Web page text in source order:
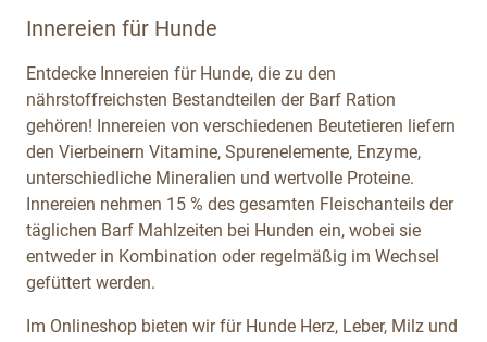
Innereien für Hunde
Entdecke Innereien für Hunde, die zu den
nährstoffreichsten Bestandteilen der Barf Ration
gehören! Innereien von verschiedenen Beutetieren liefern
den Vierbeinern Vitamine, Spurenelemente, Enzyme,
unterschiedliche Mineralien und wertvolle Proteine.
Innereien nehmen 15 % des gesamten Fleischanteils der
täglichen Barf Mahlzeiten bei Hunden ein, wobei sie
entweder in Kombination oder regelmäßig im Wechsel
gefüttert werden.
Im Onlineshop bieten wir für Hunde Herz, Leber, Milz und